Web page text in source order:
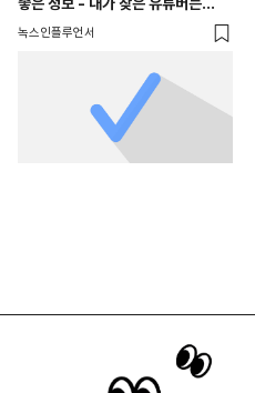
적합한가
녹스인플루언서